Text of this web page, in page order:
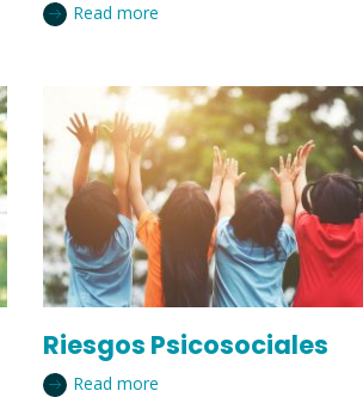
Read more
Riesgos Psicosociales
Read more